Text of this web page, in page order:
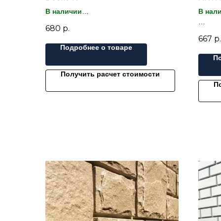
В наличии
Гарантия лучшей цены - нашли
дешевле? Сделаем скидку!
Панель фасадная Docke FLEMISH
имитирует фламандскую кладку из
выглядит всегда строго и эстетично.
любыми фасадами.
680 р.
Подробнее о товаре
Получить расчет стоимости
В
667 р.